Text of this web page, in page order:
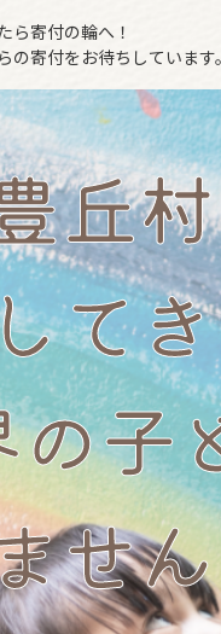
ら寄付の輪へ！
寄付をお待ちしています。
丘
て
子
せ